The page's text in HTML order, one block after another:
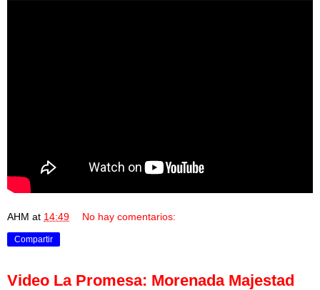
AHM at 14:49 No hay comentarios:
Compartir
Video La Promesa: Morenada Majestad